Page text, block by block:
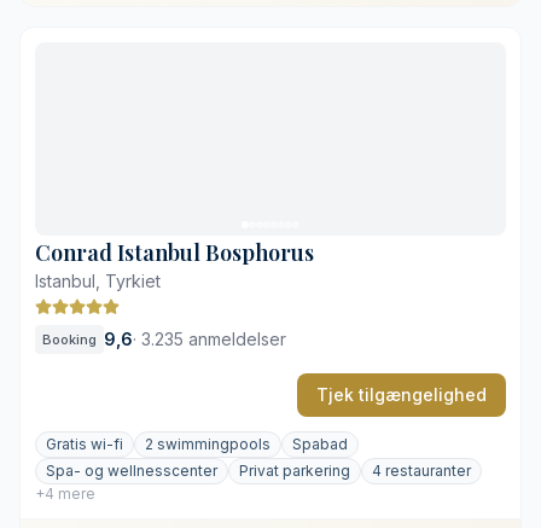
Conrad Istanbul Bosphorus
Istanbul, Tyrkiet
Booking 9,6· 3.235 anmeldelser
Tjek tilgængelighed
Gratis wi-fi 2 swimmingpools
Spabad
Spa- og wellnesscenter
Privat parkering
4 restauranter
+4 mere